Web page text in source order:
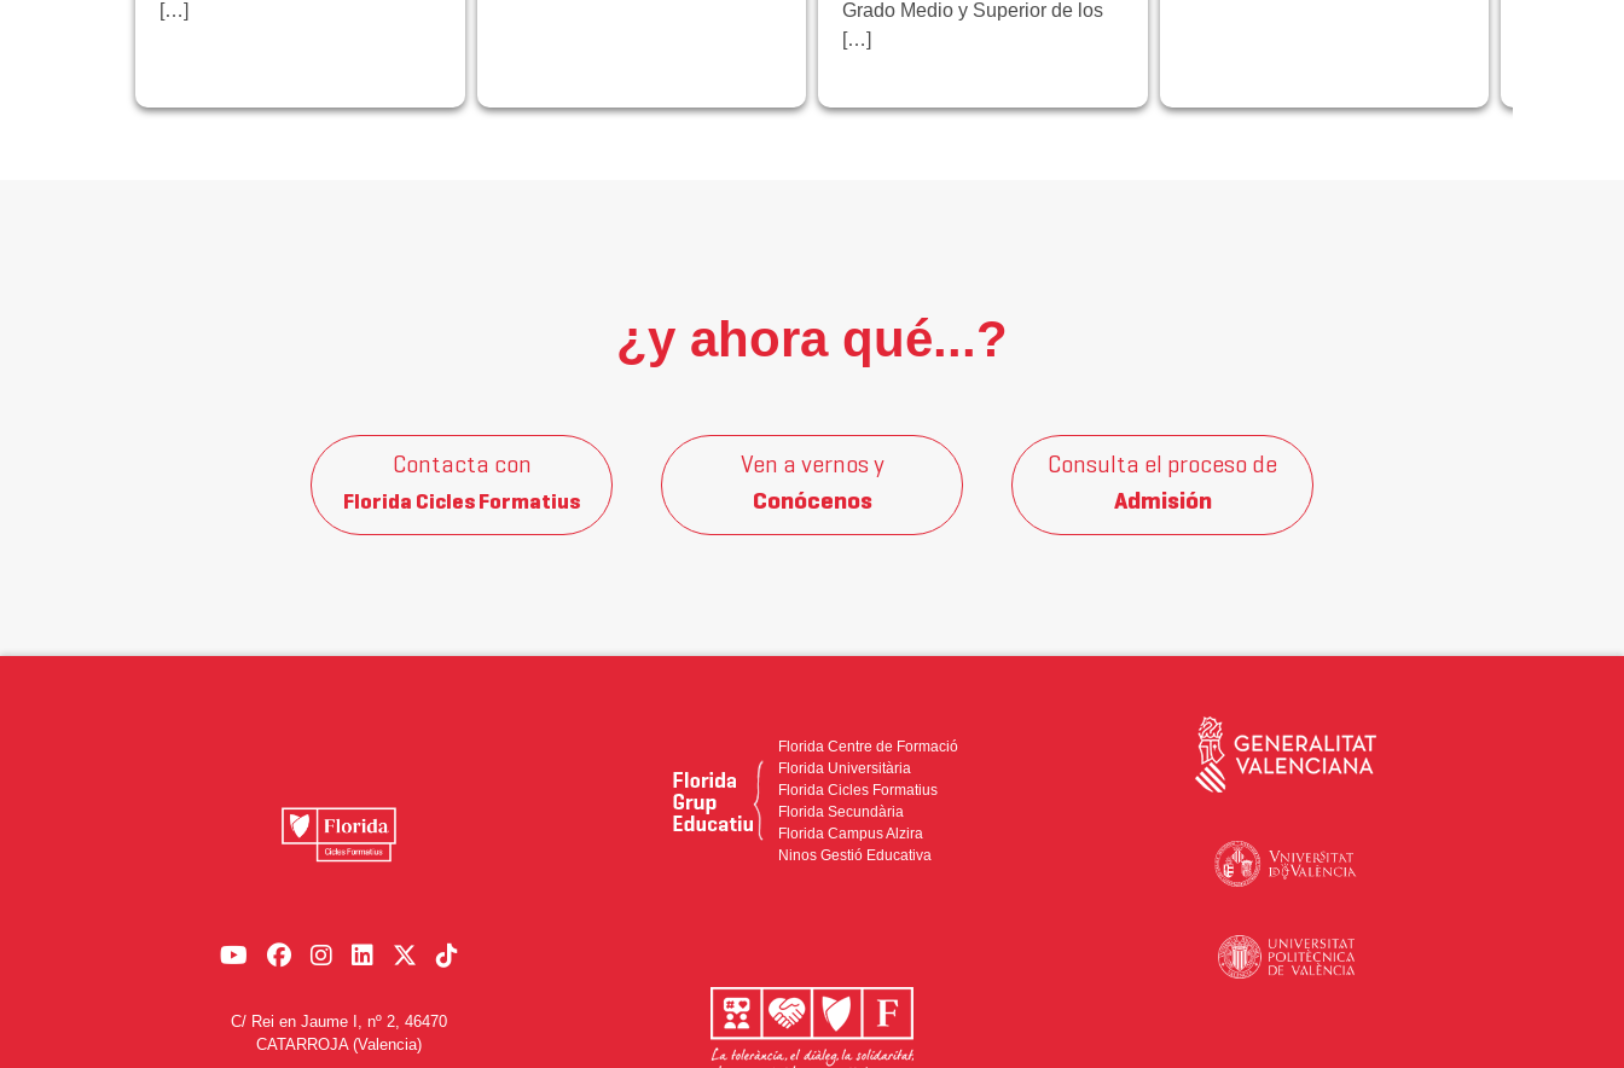
[…]
Grado Medio y Superior de los
[…]
¿y ahora qué...?
Contacta con
Florida Cicles Formatius
Ven a vernos y
Conócenos
Consulta el proceso de
Admisión
C/ Rei en Jaume I, nº 2, 46470
CATARROJA (Valencia)
Florida Centre de Formació
Florida Universitària
Florida Cicles Formatius
Florida Secundària
Florida Campus Alzira
Ninos Gestió Educativa